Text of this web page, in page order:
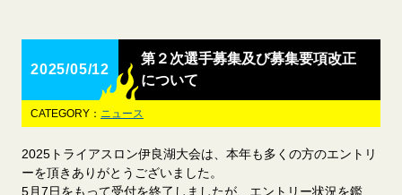
2025/05/12
第２次選手募集及び募集要項改正
について
CATEGORY： ニュース
2025トライアスロン伊良湖大会は、本年も多くの方のエントリ
ーを頂きありがとうございました。
5月7日をもって受付を終了しましたが、エントリー状況を鑑